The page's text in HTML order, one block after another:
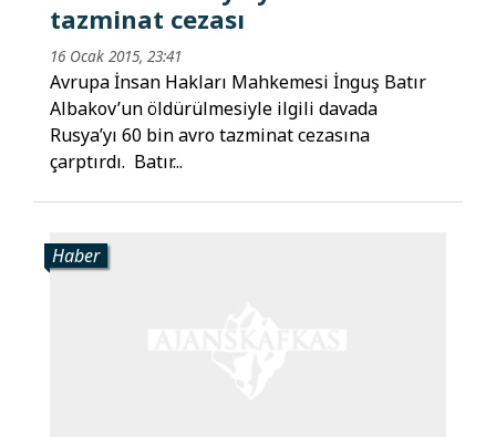
tazminat cezası
16 Ocak 2015, 23:41
Avrupa İnsan Hakları Mahkemesi İnguş Batır
Albakov’un öldürülmesiyle ilgili davada
Rusya’yı 60 bin avro tazminat cezasına
çarptırdı. Batır...
Haber